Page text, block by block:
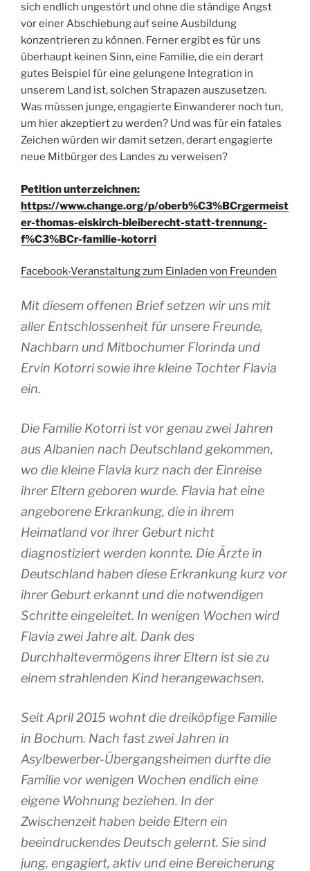
sich endlich ungestört und ohne die ständige Angst
vor einer Abschiebung auf seine Ausbildung
konzentrieren zu können. Ferner ergibt es für uns
überhaupt keinen Sinn, eine Familie, die ein derart
gutes Beispiel für eine gelungene Integration in
unserem Land ist, solchen Strapazen auszusetzen.
Was müssen junge, engagierte Einwanderer noch tun,
um hier akzeptiert zu werden? Und was für ein fatales
Zeichen würden wir damit setzen, derart engagierte
neue Mitbürger des Landes zu verweisen?
Petition unterzeichnen:
https://www.change.org/p/oberb%C3%BCrgermeist
er-thomas-eiskirch-bleiberecht-statt-trennung-
f%C3%BCr-familie-kotorri
Facebook-Veranstaltung zum Einladen von Freunden
Mit diesem offenen Brief setzen wir uns mit
aller Entschlossenheit für unsere Freunde,
Nachbarn und Mitbochumer Florinda und
Ervin Kotorri sowie ihre kleine Tochter Flavia
ein.
Die Familie Kotorri ist vor genau zwei Jahren
aus Albanien nach Deutschland gekommen,
wo die kleine Flavia kurz nach der Einreise
ihrer Eltern geboren wurde. Flavia hat eine
angeborene Erkrankung, die in ihrem
Heimatland vor ihrer Geburt nicht
diagnostiziert werden konnte. Die Ärzte in
Deutschland haben diese Erkrankung kurz vor
ihrer Geburt erkannt und die notwendigen
Schritte eingeleitet. In wenigen Wochen wird
Flavia zwei Jahre alt. Dank des
Durchhaltevermögens ihrer Eltern ist sie zu
einem strahlenden Kind herangewachsen.
Seit April 2015 wohnt die dreiköpfige Familie
in Bochum. Nach fast zwei Jahren in
Asylbewerber-Übergangsheimen durfte die
Familie vor wenigen Wochen endlich eine
eigene Wohnung beziehen. In der
Zwischenzeit haben beide Eltern ein
beeindruckendes Deutsch gelernt. Sie sind
jung, engagiert, aktiv und eine Bereicherung